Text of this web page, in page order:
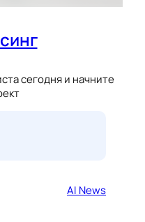
сегодня и начните
AI News